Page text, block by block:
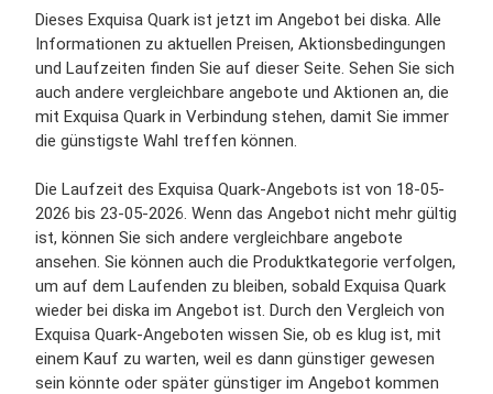
Dieses Exquisa Quark ist jetzt im Angebot bei diska. Alle
Informationen zu aktuellen Preisen, Aktionsbedingungen
und Laufzeiten finden Sie auf dieser Seite. Sehen Sie sich
auch andere vergleichbare angebote und Aktionen an, die
mit Exquisa Quark in Verbindung stehen, damit Sie immer
die günstigste Wahl treffen können.
Die Laufzeit des Exquisa Quark-Angebots ist von 18-05-
2026 bis 23-05-2026. Wenn das Angebot nicht mehr gültig
ist, können Sie sich andere vergleichbare angebote
ansehen. Sie können auch die Produktkategorie verfolgen,
um auf dem Laufenden zu bleiben, sobald Exquisa Quark
wieder bei diska im Angebot ist. Durch den Vergleich von
Exquisa Quark-Angeboten wissen Sie, ob es klug ist, mit
einem Kauf zu warten, weil es dann günstiger gewesen
sein könnte oder später günstiger im Angebot kommen